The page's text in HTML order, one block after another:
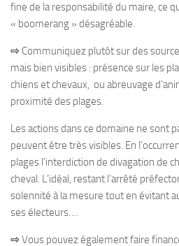
fine de la responsabilité du maire, ce
« boomerang » désagréable.
⇨ Communiquez plutôt sur des
mais bien visibles : présence sur les
chiens et chevaux, ou abreuvage
proximité des plages.
Les actions dans ce domaine ne sont
peuvent être très visibles. En
plages l’interdiction de divagation de
cheval. L’idéal, restant l’arrêté
solennité à la mesure tout en évitant
ses électeurs….
⇨Vous pouvez également faire